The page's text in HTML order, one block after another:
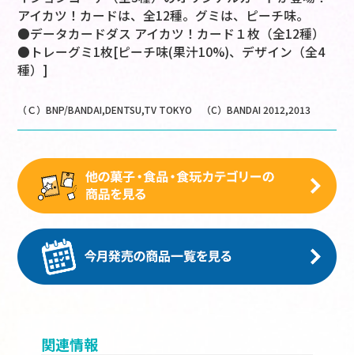
アイカツ！カードは、全12種。グミは、ピーチ味。
●データカードダス アイカツ！カード１枚（全12種）
●トレーグミ1枚[ピーチ味(果汁10%)、デザイン（全4
種）]
（Ｃ）BNP/BANDAI,DENTSU,TV TOKYO （C）BANDAI 2012,2013
関連情報